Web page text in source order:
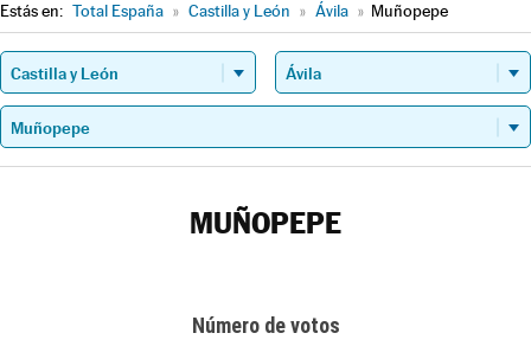
Estás en: Total España » Castilla y León » Ávila » Muñopepe
MUÑOPEPE
Número de votos